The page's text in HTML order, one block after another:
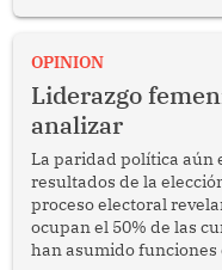
OPINION
Liderazgo
analizar
La paridad política aún
resultados de la
proceso electoral
ocupan el 50% de las
han asumido funciones